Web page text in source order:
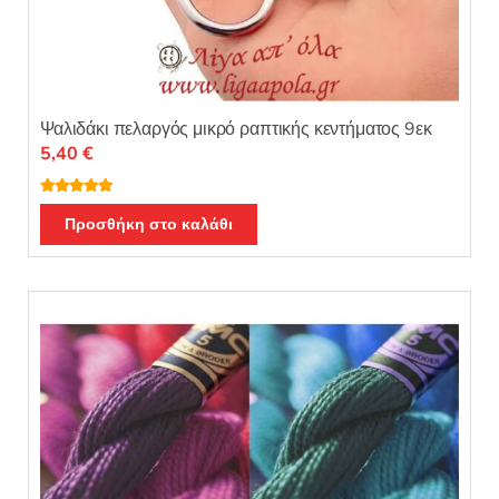
Ψαλιδάκι πελαργός μικρό ραπτικής κεντήματος 9εκ
Βαθμολογή
θηκε με 5.00
από 5
5,40 €
Προσθήκη στο καλάθι